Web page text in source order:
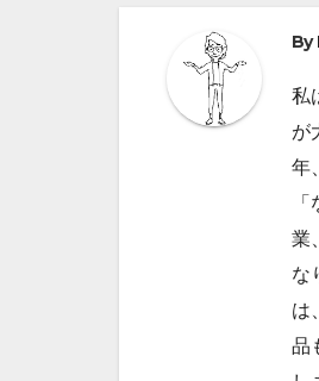
ゲ
ー
By
私
が
年
業
な
は
品